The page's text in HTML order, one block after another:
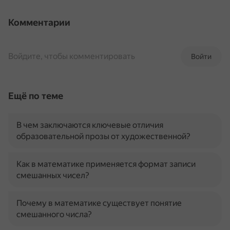
Комментарии
Войти
Войдите, чтобы комментировать
Ещё по теме
В чем заключаются ключевые отличия
образовательной прозы от художественной?
Как в математике применяется формат записи
смешанных чисел?
Почему в математике существует понятие
смешанного числа?